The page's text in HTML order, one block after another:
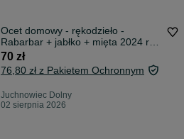
Ocet domowy - rękodzieło -
Rabarbar + jabłko + mięta 2024 r -
700 ml
70 zł
76,80 zł z Pakietem Ochronnym
Juchnowiec Dolny
02 sierpnia 2026